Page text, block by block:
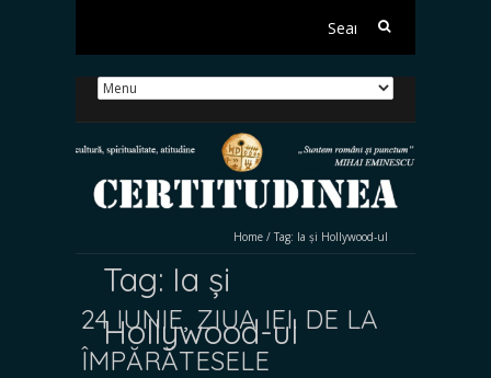
Search
Home / Tag: Ia și Hollywood-ul
Tag: Ia și
Hollywood-ul
24 IUNIE, ZIUA IEI. DE LA
ÎMPĂRĂTESELE